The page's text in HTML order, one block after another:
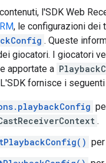
l'SDK Web
, le configurazioni
. Queste
giocatori. I giocatori
apportate a
L'SDK fornisce i
.